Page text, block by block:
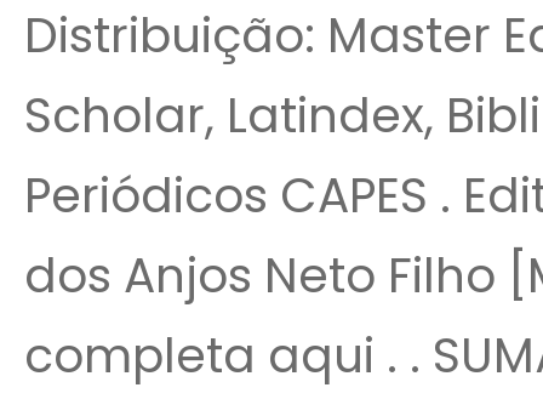
Distribuição: Master
Scholar, Latindex,
Periódicos CAPES .
dos Anjos Neto Filho
completa aqui . .